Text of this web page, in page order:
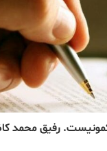
کمونیست. رفیق محمد